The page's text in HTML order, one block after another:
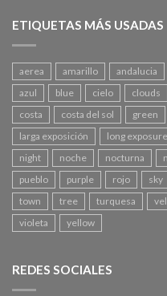
ETIQUETAS MÁS USADAS
aerea amarillo andalucia
azul
blue cielo clouds
costa
costa del sol green
larga exposición
long exposure
night
noche nocturna
pueblo
purple rojo sky
town
tree turquesa
violeta
yellow
REDES SOCIALES